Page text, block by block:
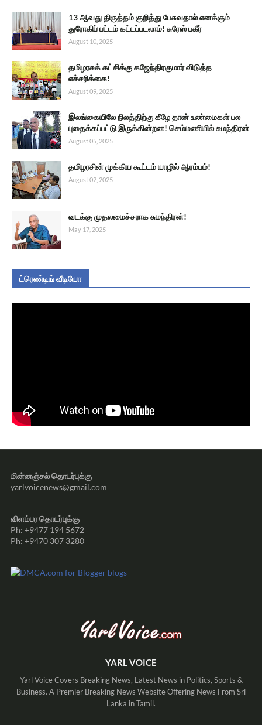
13 ஆவது திருத்தம் குறித்து பேசுவதால் எனக்கும்
துரோகிப் பட்டம் கட்டப்படலாம்! சுரேஸ் பகீர்
August 10, 2025
தமிழரசுக் கட்சிக்கு கஜேந்திரகுமார் விடுத்த
எச்சரிக்கை!
August 09, 2025
இலங்கையிலே நிலத்திற்கு கீழே தான் உண்மைகள் பல
புதைக்கப்பட்டு இருக்கின்றன! செம்மணியில் சுமந்திரன்
August 05, 2025
தமிழரசின் முக்கிய கூட்டம் யாழில் ஆரம்பம்!
August 02, 2025
வடக்கு முதலமைச்சராக சுமந்திரன்!
May 17, 2025
ட்ரெண்டிங் வீடியோ
மின்னஞ்சல் தொடர்புக்கு
yarlvoicenews@gmail.com
விளம்பர தொடர்புக்கு
Ph: +9477 194 5672
Ph: +9470 307 3280
YARL VOICE
Yarl Voice Covers Breaking News, Latest News in Politics, Sports &
Business. A Premier Breaking News Website Offering News From Sri
Lanka in Tamil.